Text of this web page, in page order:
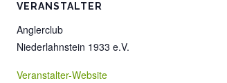
VERANSTALTER
Anglerclub
Niederlahnstein 1933 e.V.
Veranstalter-Website